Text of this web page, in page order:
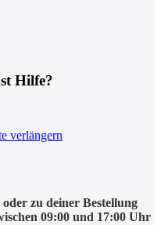
Hilfe?
verlängern
zu deiner Bestellung
09:00 und 17:00 Uhr